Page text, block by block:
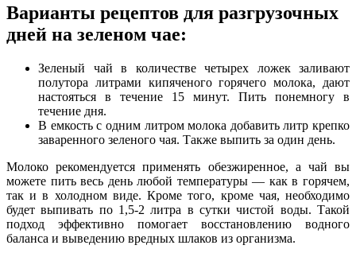
Варианты рецептов для разгрузочных
дней на зеленом чае:
Зеленый чай в количестве четырех ложек заливают
полутора литрами кипяченого горячего молока, дают
настояться в течение 15 минут. Пить понемногу в
течение дня.
В емкость с одним литром молока добавить литр крепко
заваренного зеленого чая. Также выпить за один день.
Молоко рекомендуется применять обезжиренное, а чай вы
можете пить весь день любой температуры — как в горячем,
так и в холодном виде. Кроме того, кроме чая, необходимо
будет выпивать по 1,5-2 литра в сутки чистой воды. Такой
подход эффективно помогает восстановлению водного
баланса и выведению вредных шлаков из организма.